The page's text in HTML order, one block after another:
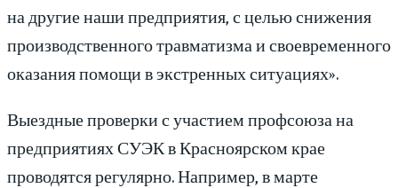
на другие наши предприятия, с целью снижения
производственного травматизма и своевременного
оказания помощи в экстренных ситуациях».
Выездные проверки с участием профсоюза на
предприятиях СУЭК в Красноярском крае
проводятся регулярно. Например, в марте